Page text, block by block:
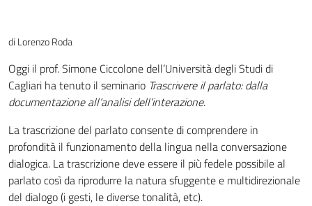
di Lorenzo Roda
Oggi il prof. Simone Ciccolone dell’Università degli Studi di
Cagliari ha tenuto il seminario Trascrivere il parlato: dalla
documentazione all’analisi dell’interazione.
La trascrizione del parlato consente di comprendere in
profondità il funzionamento della lingua nella conversazione
dialogica. La trascrizione deve essere il più fedele possibile al
parlato così da riprodurre la natura sfuggente e multidirezionale
del dialogo (i gesti, le diverse tonalità, etc).